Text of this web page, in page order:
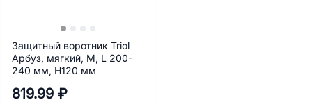
Защитный воротник Triol
Арбуз, мягкий, M, L 200-
240 мм, H120 мм
819.99 ₽